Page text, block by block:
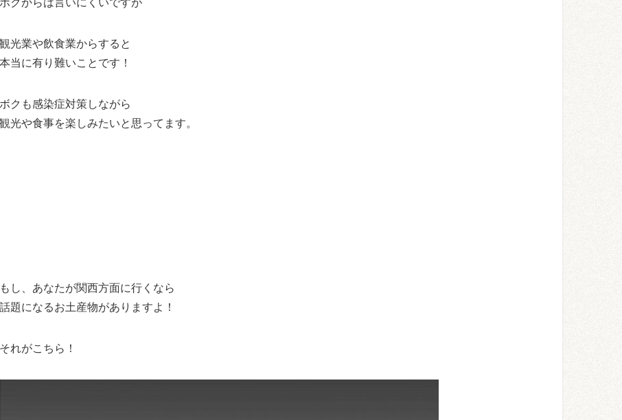
観光業や飲食業からすると
本当に有り難いことです！
ボクも感染症対策しながら
観光や食事を楽しみたいと思ってます。
もし、あなたが関西方面に行くなら
話題になるお土産物がありますよ！
それがこちら！